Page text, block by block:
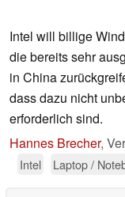
Intel will billige
die bereits sehr
in China
dass dazu nicht
erforderlich sind.
Hannes Brecher,
Intel Laptop /